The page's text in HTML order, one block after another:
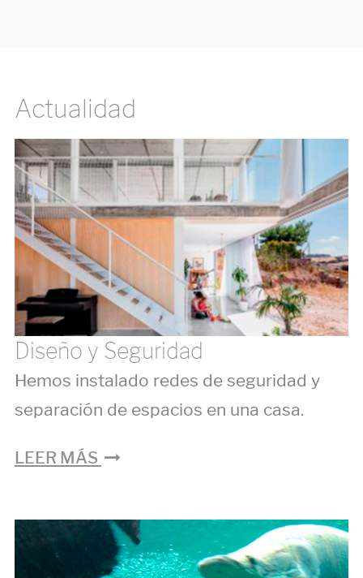
Actualidad
Diseño y Seguridad
Hemos instalado redes de seguridad y
separación de espacios en una casa.
LEER MÁS